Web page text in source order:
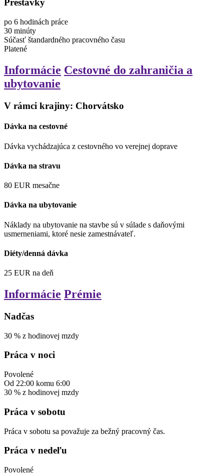
Prestávky
po 6 hodinách práce
30 minúty
Súčasť štandardného pracovného času
Platené
Informácie Cestovné do zahraničia a
ubytovanie
V rámci krajiny: Chorvátsko
Dávka na cestovné
Dávka vychádzajúca z cestovného vo verejnej doprave
Dávka na stravu
80 EUR mesačne
Dávka na ubytovanie
Náklady na ubytovanie na stavbe sú v súlade s daňovými
usmerneniami, ktoré nesie zamestnávateľ.
Diéty/denná dávka
25 EUR na deň
Informácie Prémie
Nadčas
30 % z hodinovej mzdy
Práca v noci
Povolené
Od 22:00 komu 6:00
30 % z hodinovej mzdy
Práca v sobotu
Práca v sobotu sa považuje za bežný pracovný čas.
Práca v nedeľu
Povolené